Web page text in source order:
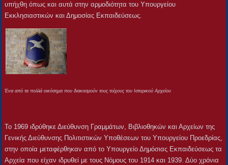
υπήχθη όπως και αυτά στην αρμοδιότητα του Υπουργείου
Εκκλησιαστικών και Δημοσίας Εκπαιδεύσεως.
Ένα από τα πολλά οικόσημα που διακοσμούν τους τοίχους του Ιστορικού Αρχείου
Το 1969 ιδρύθηκε Διεύθυνση Γραμμάτων, Βιβλιοθηκών και Αρχείων της
Γενικής Διεύθυνσης Πολιτιστικών Υποθέσεων του Υπουργείου Προεδρίας,
στην οποία μεταφέρθηκαν από το Υπουργείο Δημόσιας Εκπαιδεύσεως τα
Αρχεία που είχαν ιδρυθεί με τους Νόμους του 1914 και 1939. Δύο χρόνια